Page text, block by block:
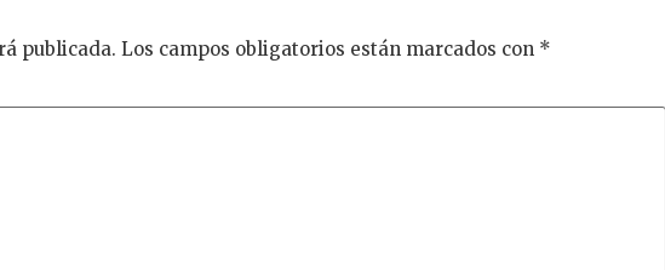
publicada. Los campos obligatorios están marcados con *